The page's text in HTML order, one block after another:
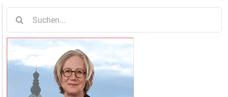
nach: